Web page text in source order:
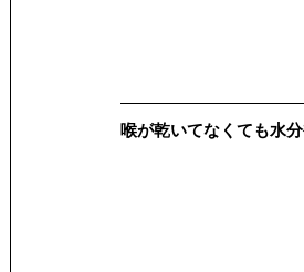
喉が乾いてなくても水